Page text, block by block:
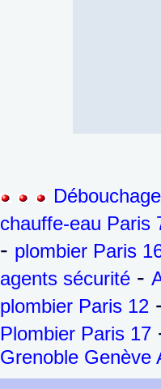
chauffe-eau Paris
- plombier Paris
agents sécurité -
plombier Paris 12
Plombier Paris 17
Grenoble Genève